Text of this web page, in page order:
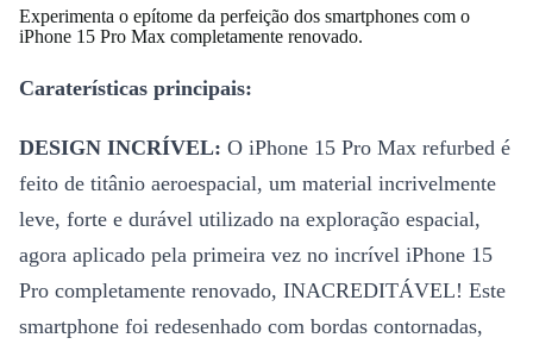
Experimenta o epítome da perfeição dos smartphones com o
iPhone 15 Pro Max completamente renovado.
Caraterísticas principais:
DESIGN INCRÍVEL: O iPhone 15 Pro Max refurbed é
feito de titânio aeroespacial, um material incrivelmente
leve, forte e durável utilizado na exploração espacial,
agora aplicado pela primeira vez no incrível iPhone 15
Pro completamente renovado, INACREDITÁVEL! Este
smartphone foi redesenhado com bordas contornadas,